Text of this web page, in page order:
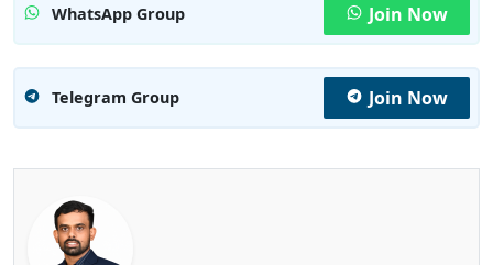
WhatsApp Group Join Now
Telegram Group Join Now